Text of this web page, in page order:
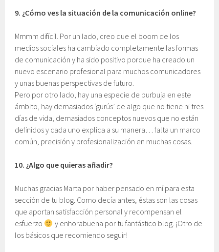
9. ¿Cómo ves la situación de la comunicación online?
Mmmm difícil. Por un lado, creo que el boom de los
medios sociales ha cambiado completamente las formas
de comunicación y ha sido positivo porque ha creado un
nuevo escenario profesional para muchos comunicadores
y unas buenas perspectivas de futuro.
Pero por otro lado, hay una especie de burbuja en este
ámbito, hay demasiados ‘gurús’ de algo que no tiene ni tres
días de vida, demasiados conceptos nuevos que no están
definidos y cada uno explica a su manera… falta un marco
común, precisión y profesionalización en muchas cosas.
10. ¿Algo que quieras añadir?
Muchas gracias Marta por haber pensado en mí para esta
sección de tu blog. Como decía antes, éstas son las cosas
que aportan satisfacción personal y recompensan el
esfuerzo
y enhorabuena por tu fantástico blog. ¡Otro de
los básicos que recomiendo seguir!